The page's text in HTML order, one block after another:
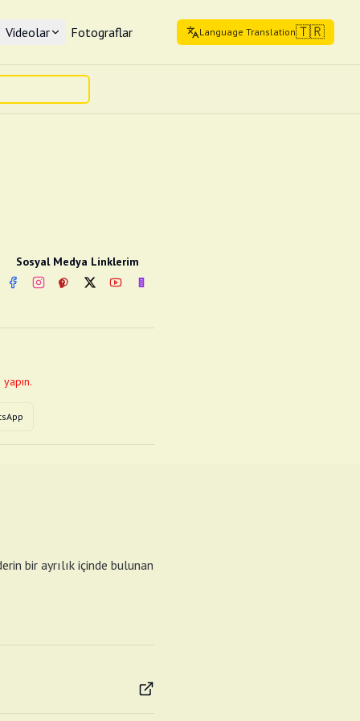
Videolar Fotograflar Language Translation🇹🇷
Sosyal Medya Linklerim
FacebookInstagram
PinterestTwitterYouTubenextsosyal
bir ayrılık içinde bulunan